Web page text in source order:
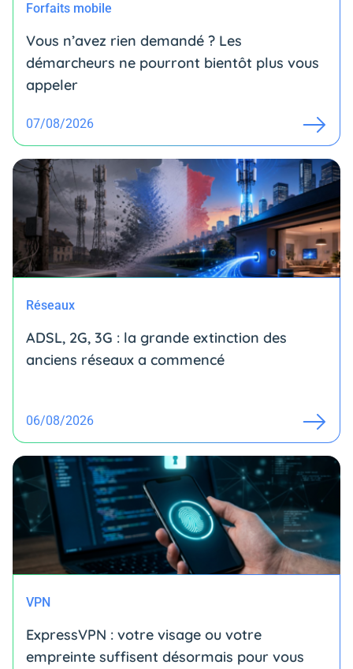
Forfaits mobile
Vous n’avez rien demandé ? Les
démarcheurs ne pourront bientôt plus vous
appeler
07/08/2026
Réseaux
ADSL, 2G, 3G : la grande extinction des
anciens réseaux a commencé
06/08/2026
VPN
ExpressVPN : votre visage ou votre
empreinte suffisent désormais pour vous